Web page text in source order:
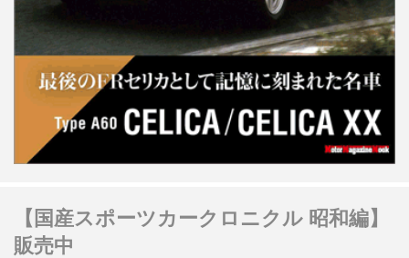
【国産スポーツカークロニクル 昭和編】
販売中